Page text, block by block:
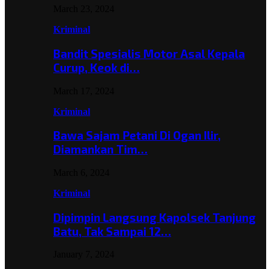
Kriminal
Bandit Spesialis Motor Asal Kepala
Curup, Keok di…
Kriminal
Bawa Sajam Petani Di Ogan Ilir,
Diamankan Tim…
Kriminal
Dipimpin Langsung Kapolsek Tanjung
Batu, Tak Sampai 12…